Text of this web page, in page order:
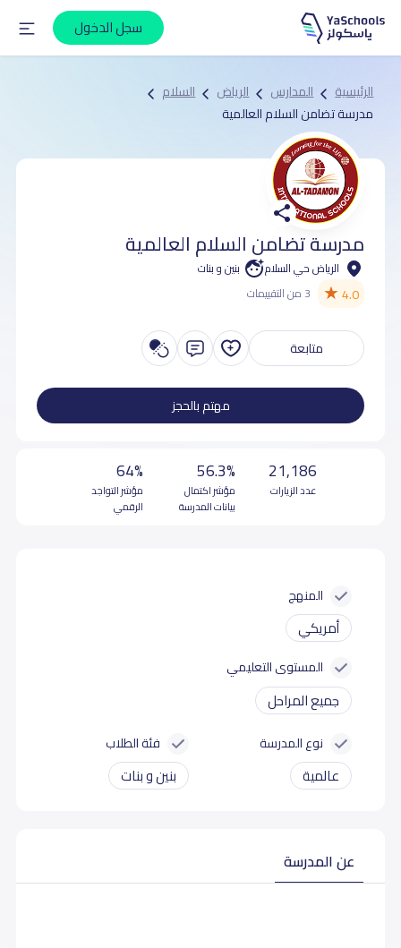
سجل الدخول
الرئيسية المدارس الرياض
السلام
مدرسة تضامن السلام العالمية
مدرسة تضامن السلام العالمية
الرياض حي السلام بنين و بنات
4.0
★ 3 من التقييمات
متابعة
مهتم بالحجز
21,186
عدد الزيارات
56.3%
مؤشر اكتمال
بيانات المدرسة
64%
مؤشر التواجد
الرقمي
المنهج
أمريكي
المستوى التعليمي
جميع المراحل
نوع المدرسة
عالمية
فئة الطلاب
بنين و بنات
عن المدرسة